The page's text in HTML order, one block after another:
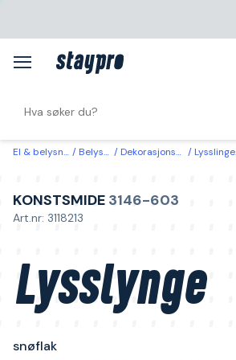
El & belysning Belysning Dekorasjonsbelysning Lysslinger & lysnett
KONSTSMIDE 3146-603
Art.nr: 3118213
Lysslynge
snøflak